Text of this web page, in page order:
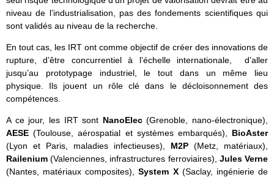
niveau de l’industrialisation, pas des fondements scientifiques qui
sont validés au niveau de la recherche.
En tout cas, les IRT ont comme objectif de créer des innovations de
rupture, d’être concurrentiel à l’échelle internationale, d’aller
jusqu’au prototypage industriel, le tout dans un même lieu
physique. Ils jouent un rôle clé dans le décloisonnement des
compétences.
A ce jour, les IRT sont NanoElec(Grenoble, nano-électronique),
AESE(Toulouse, aérospatial et systèmes embarqués), BioAster
(Lyon et Paris, maladies infectieuses), M2P (Metz, matériaux),
Railenium(Valenciennes, infrastructures ferroviaires), Jules Verne
(Nantes, matériaux composites),System X(Saclay, ingénierie de